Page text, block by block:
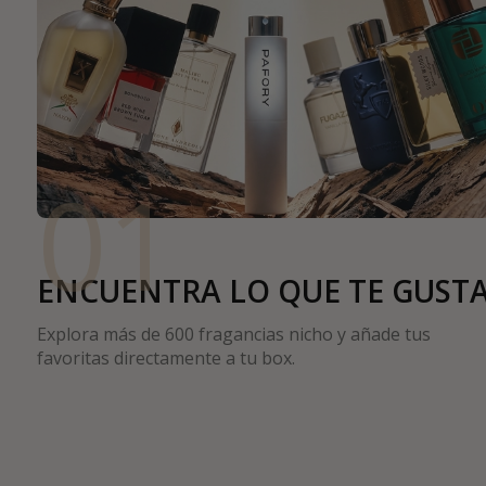
01
ENCUENTRA LO QUE TE
Explora más de 600 fragancias nicho y añade tus
favoritas directamente a tu box.